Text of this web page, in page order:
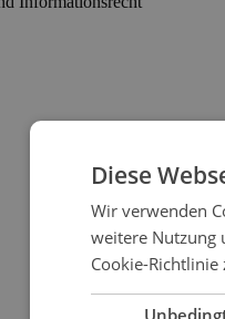
Diese
Wir verwenden
weitere Nutzung
Cookie-Richtlinie